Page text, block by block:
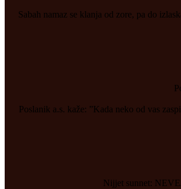
Sabah namaz se klanja od zore, pa do
Poslanik a.s. kaže: ”Kada neko od vas
Nijjet sunnet: